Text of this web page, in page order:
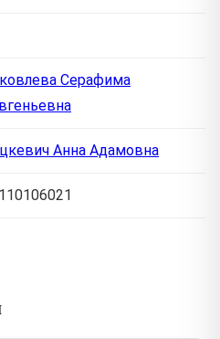
Серафима
Анна Адамовна